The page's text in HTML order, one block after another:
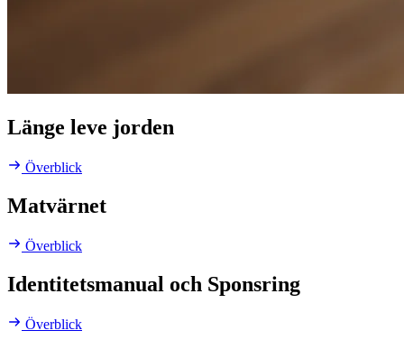
Länge leve jorden
Överblick
Matvärnet
Överblick
Identitetsmanual och Sponsring
Överblick